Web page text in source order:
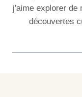
j'aime explorer de
découvertes